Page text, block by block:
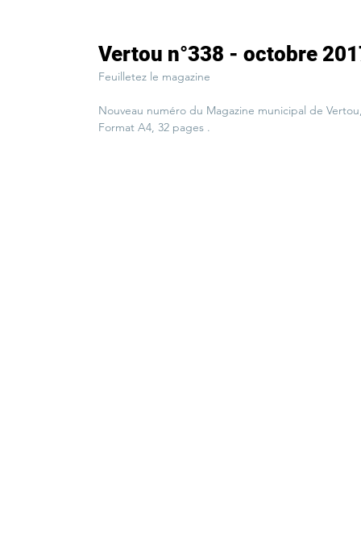
Vertou n°338 - octobre
Feuilletez le magazine
Nouveau numéro du Magazine municipal de
Format A4, 32 pages .